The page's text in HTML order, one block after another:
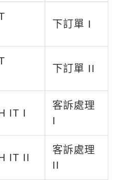
下訂單 I
下訂單 II
IT I
客訴處理
I
IT II
客訴處理
II